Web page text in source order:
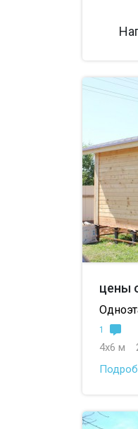
цены
1
4х6 м